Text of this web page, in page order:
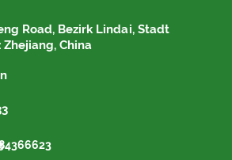
Road, Bezirk Lindai, Stadt
Zhejiang, China